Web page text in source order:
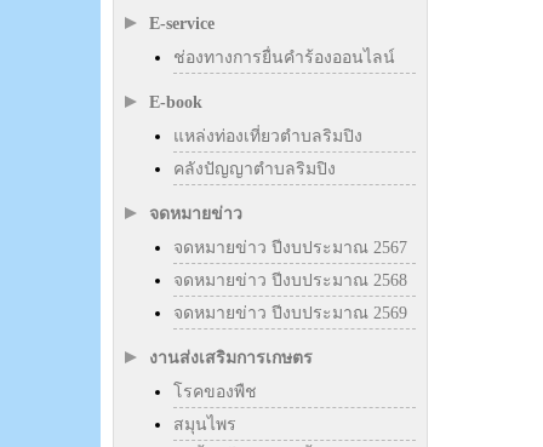
E-service
ช่องทางการยื่นคำร้องออนไลน์
E-book
แหล่งท่องเที่ยวตำบลริมปิง
คลังปัญญาตำบลริมปิง
จดหมายข่าว
จดหมายข่าว ปีงบประมาณ 2567
จดหมายข่าว ปีงบประมาณ 2568
จดหมายข่าว ปีงบประมาณ 2569
งานส่งเสริมการเกษตร
โรคของพืช
สมุนไพร